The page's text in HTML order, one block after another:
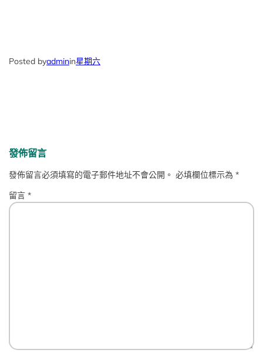
Posted byadminin星期六
發佈留言
發佈留言必須填寫的電子郵件地址不會公開。 必填欄位標示為*
留言*